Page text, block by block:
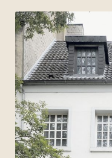
Archiv 2020
Archiv 2019
Archiv 2018
Archiv 2017
Archiv 2016